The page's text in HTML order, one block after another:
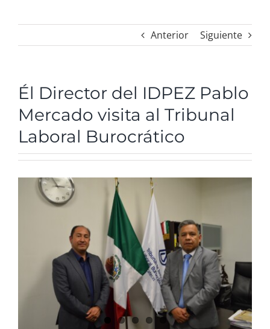
Identidad
R. Cuentas
Comité de ética
Anterior Siguiente
Él Director del IDPEZ Pablo
Mercado visita al Tribunal
Laboral Burocrático
Larger